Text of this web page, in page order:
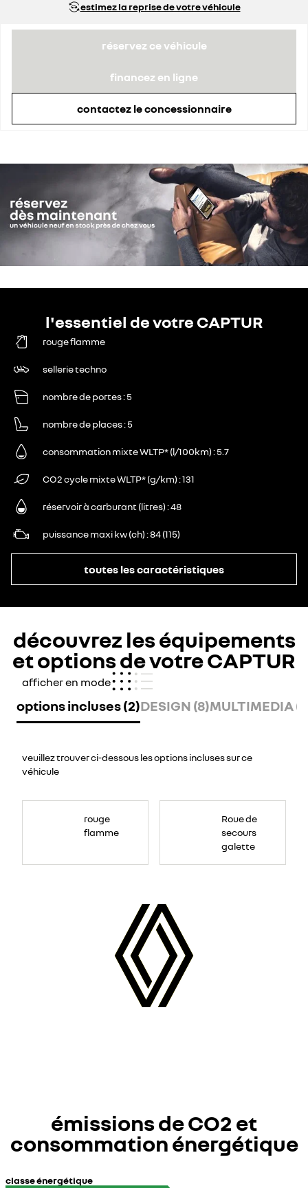
estimez la reprise de votre véhicule
réservez ce véhicule
financez en ligne
contactez le concessionnaire
l'essentiel de votre CAPTUR
rouge flamme
sellerie techno
nombre de portes 5
nombre de places 5
consommation mixte WLTP* (l/100km) 5.7
CO2 cycle mixte WLTP* (g/km) 131
réservoir à carburant (litres) 48
puissance maxi kw (ch) 84 (115)
toutes les caractéristiques
découvrez les équipements
et options de votre CAPTUR
afficher en mode
options incluses (2)DESIGN (8)MULTIMEDIA
veuillez trouver ci-dessous les options incluses sur ce
véhicule
rouge
flamme
du
Roue de
secours
galette
émissions de CO2 et
consommation énergétique
classe énergétique